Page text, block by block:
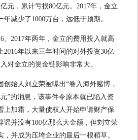
元，累计亏损80亿元。2017年，金立
减少了1000万台，远低于预期。
、2017年两年，金立的费用投入就高
2016年以来三年时间的对外投资30亿
对金立的资金链影响非常大。
创始人刘立荣被曝出“卷入海外赌博，
”的消息，该事件令原本就已陷入资
上加霜，大量债权人开始申请财产保
谣并没有100亿那么大金额，但刘立荣
并成为压垮企业的最后一根稻草。